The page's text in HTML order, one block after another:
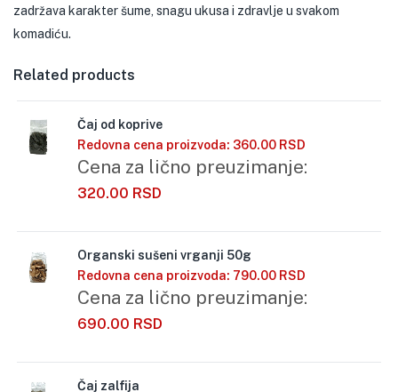
zadržava karakter šume, snagu ukusa i zdravlje u svakom
komadiću.
Related products
Čaj od koprive
Redovna cena proizvoda: 360.00 RSD
Cena za lično preuzimanje:
320.00 RSD
Organski sušeni vrganji 50g
Redovna cena proizvoda: 790.00 RSD
Cena za lično preuzimanje:
690.00 RSD
Čaj zalfija